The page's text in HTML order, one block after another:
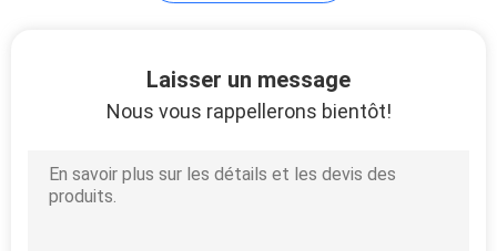
Laisser un message
Nous vous rappellerons bientôt!